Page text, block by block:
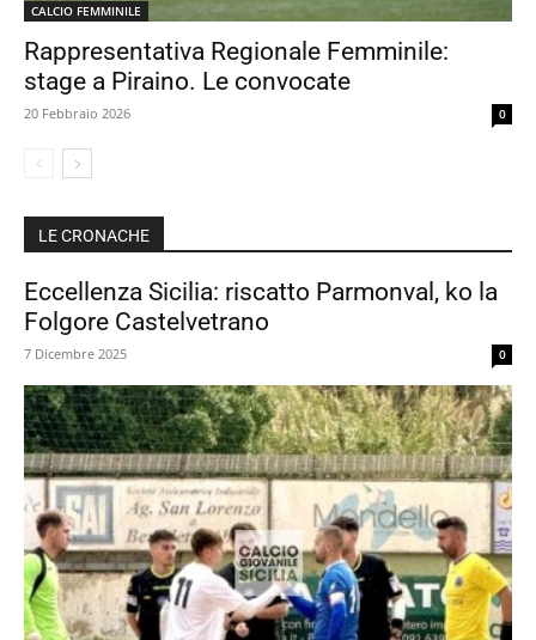
CALCIO FEMMINILE
Rappresentativa Regionale Femminile:
stage a Piraino. Le convocate
20 Febbraio 2026 0
LE CRONACHE
Eccellenza Sicilia: riscatto Parmonval, ko la
Folgore Castelvetrano
7 Dicembre 2025 0